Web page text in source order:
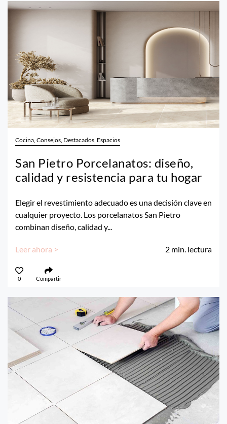
Cocina, Consejos, Destacados, Espacios
San Pietro Porcelanatos: diseño,
calidad y resistencia para tu hogar
Elegir el revestimiento adecuado es una decisión clave en
cualquier proyecto. Los porcelanatos San Pietro
combinan diseño, calidad y...
Leer ahora > 2 min. lectura
0 Compartir